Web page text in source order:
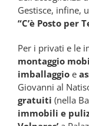
Gestisce, infine,
“C’è Posto per
Per i privati e le
montaggio
imballaggio e
Giovanni al
gratuiti (nella
immobili e